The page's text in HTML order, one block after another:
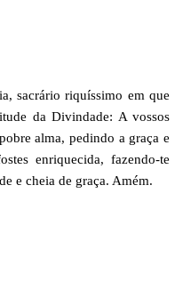
sacrário riquíssimo em que
da Divindade: A vossos
alma, pedindo a graça e
enriquecida, fazendo-te
e cheia de graça. Amém.